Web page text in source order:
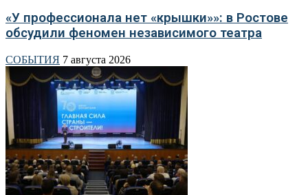
«У профессионала нет «крышки»»: в Ростове
обсудили феномен независимого театра
СОБЫТИЯ 7 августа 2026